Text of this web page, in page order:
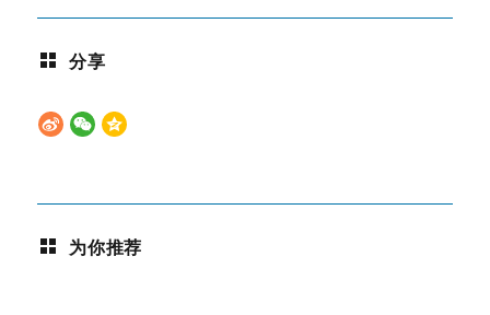
分享
为你推荐